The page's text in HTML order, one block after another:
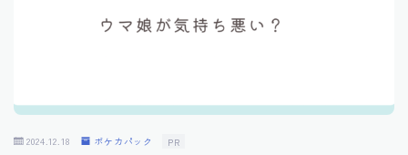
2024.12.18 ポケカパック PR